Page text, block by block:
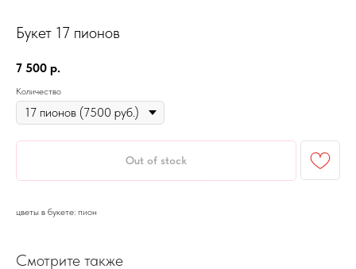
Букет 17 пионов
7 500 р.
Количество
Out of stock
цветы в букете: пион
Смотрите также